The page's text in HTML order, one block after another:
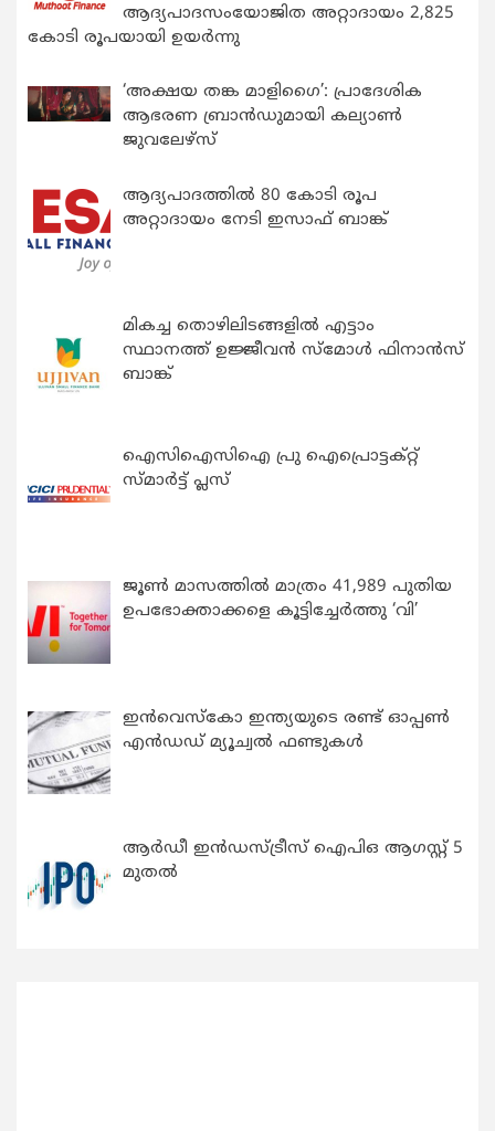
ആദ്യപാദസംയോജിത അറ്റാദായം 2,825
കോടി രൂപയായി ഉയർന്നു
‘അക്ഷയ തങ്ക മാളിഗൈ’: പ്രാദേശിക
ആഭരണ ബ്രാന്‍ഡുമായി കല്യാണ്‍
ജുവലേഴ്‌സ്
ആദ്യപാദത്തിൽ 80 കോടി രൂപ
അറ്റാദായം നേടി ഇസാഫ് ബാങ്ക്
മികച്ച തൊഴിലിടങ്ങളിൽ എട്ടാം
സ്ഥാനത്ത് ഉജ്ജീവൻ സ്മോൾ ഫിനാൻസ്
ബാങ്ക്
ഐസിഐസിഐ പ്രു ഐപ്രൊട്ടക്റ്റ്
സ്മാർട്ട് പ്ലസ്
ജൂൺ മാസത്തിൽ മാത്രം 41,989 പുതിയ
ഉപഭോക്താക്കളെ കൂട്ടിച്ചേർത്തു ‘വി’
ഇന്‍വെസ്കോ ഇന്ത്യയുടെ രണ്ട് ഓപ്പണ്‍
എന്‍ഡഡ് മ്യൂച്വല്‍ ഫണ്ടുകള്‍
ആർഡീ ഇൻഡസ്ട്രീസ് ഐപിഒ ആഗസ്റ്റ് 5
മുതൽ